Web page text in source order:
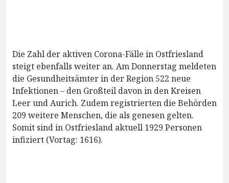
Die Zahl der aktiven Corona-Fälle in Ostfriesland
steigt ebenfalls weiter an. Am Donnerstag meldeten
die Gesundheitsämter in der Region 522 neue
Infektionen – den Großteil davon in den Kreisen
Leer und Aurich. Zudem registrierten die Behörden
209 weitere Menschen, die als genesen gelten.
Somit sind in Ostfriesland aktuell 1929 Personen
infiziert (Vortag: 1616).